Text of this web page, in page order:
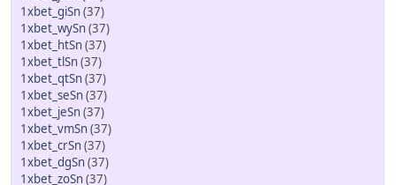
1xbet_giSn(37)
1xbet_wySn(37)
1xbet_htSn(37)
1xbet_tlSn(37)
1xbet_qtSn(37)
1xbet_seSn(37)
1xbet_jeSn(37)
1xbet_vmSn(37)
1xbet_crSn(37)
1xbet_dgSn(37)
1xbet_zoSn(37)